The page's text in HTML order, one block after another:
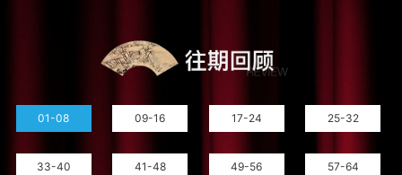
01-08 09-16 17-24 25-32
33-40 41-48 49-56 57-64